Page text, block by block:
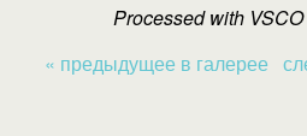
Processed with
« предыдущее в галерее